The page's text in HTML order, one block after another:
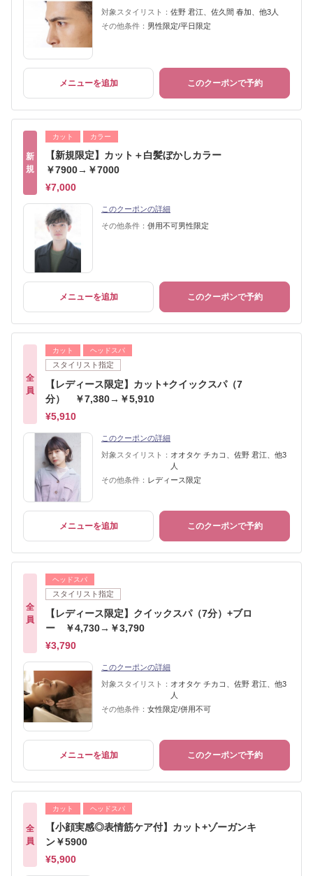
対象スタイリスト： 佐野 君江、佐久間 春加、他3人
その他条件： 男性限定/平日限定
メニューを追加 このクーポンで予約
新
規
カット カラー
【新規限定】カット＋白髪ぼかしカラー
￥7900→￥7000
¥7,000
このクーポンの詳細
その他条件： 併用不可男性限定
メニューを追加 このクーポンで予約
全
員
カット ヘッドスパ
スタイリスト指定
【レディース限定】カット+クイックスパ（7
分） ￥7,380→￥5,910
¥5,910
このクーポンの詳細
対象スタイリスト： オオタケ チカコ、佐野 君江、他3
人
その他条件： レディース限定
メニューを追加 このクーポンで予約
全
員
ヘッドスパ
スタイリスト指定
【レディース限定】クイックスパ（7分）+ブロ
ー ￥4,730→￥3,790
¥3,790
このクーポンの詳細
対象スタイリスト： オオタケ チカコ、佐野 君江、他3
人
その他条件： 女性限定/併用不可
メニューを追加 このクーポンで予約
全
員
カット ヘッドスパ
【小顔実感◎表情筋ケア付】カット+ゾーガンキ
ン￥5900
¥5,900